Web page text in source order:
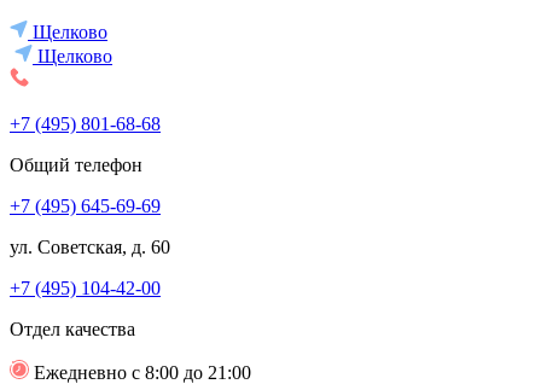
Щелково
Щелково
+7 (495) 801-68-68
Общий телефон
+7 (495) 645-69-69
ул. Советская, д. 60
+7 (495) 104-42-00
Отдел качества
Ежедневно с 8:00 до 21:00